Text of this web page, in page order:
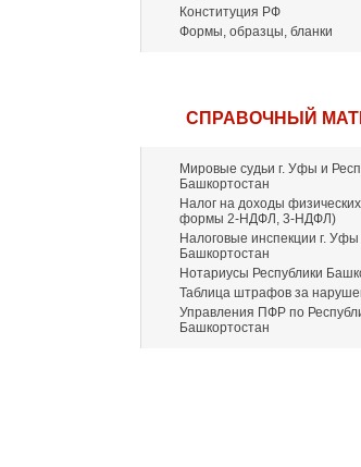
Конституция РФ
Формы, образцы, бланки
СПРАВОЧНЫЙ
Мировые судьи г. Уфы и
Башкортостан
Налог на доходы
формы 2-НДФЛ, 3-НДФЛ)
Налоговые инспекции г. Уфы
Башкортостан
Нотариусы Республики
Таблица штрафов за
Управления ПФР по
Башкортостан